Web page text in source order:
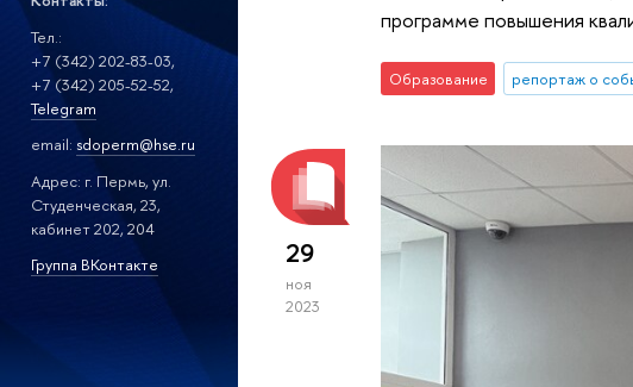
Тел.:
+7 (342) 202-83-03,
+7 (342) 205-52-52,
Telegram
email: sdoperm@hse.ru
Адрес: г. Пермь, ул.
Студенческая, 23,
кабинет 202, 204
Группа ВКонтакте
программе повышения
Образование репортаж о
29
ноя
2023